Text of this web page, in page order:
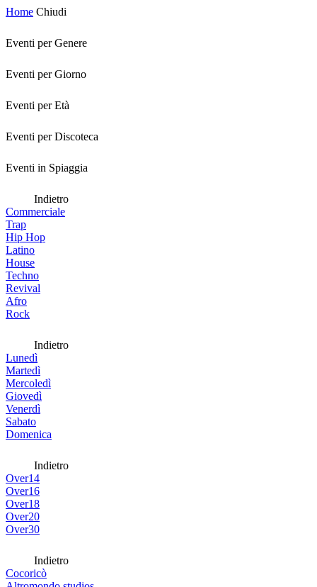
Home Chiudi
Eventi per Genere
Eventi per Giorno
Eventi per Età
Eventi per Discoteca
Eventi in Spiaggia
Indietro
Commerciale
Trap
Hip Hop
Latino
House
Techno
Revival
Afro
Rock
Indietro
Lunedì
Martedì
Mercoledì
Giovedì
Venerdì
Sabato
Domenica
Indietro
Over14
Over16
Over18
Over20
Over30
Indietro
Cocoricò